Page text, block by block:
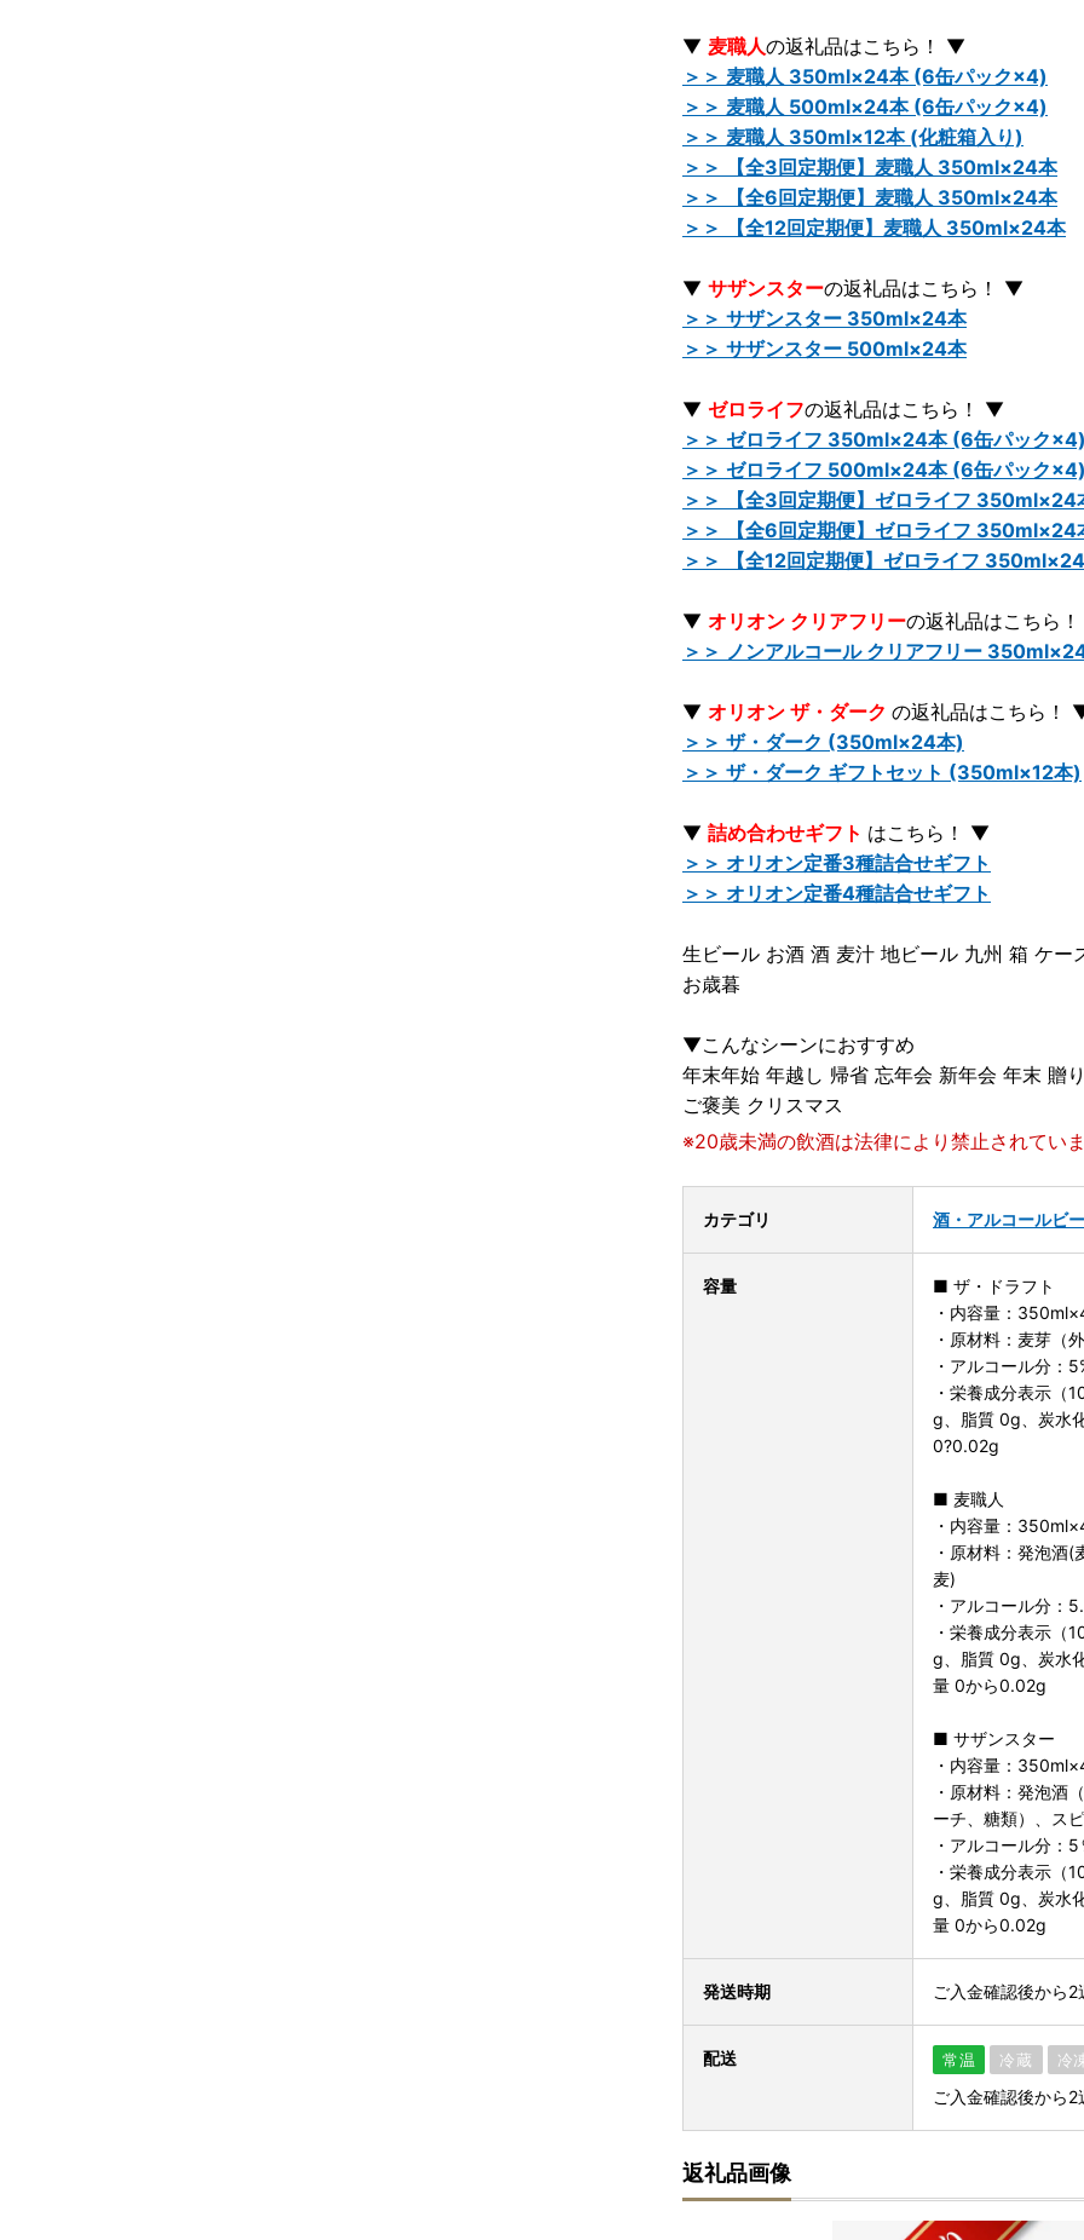
▼ 麦職人の返礼品はこちら！ ▼
＞＞ 麦職人 350ml×24本 (6缶パック×4)
＞＞ 麦職人 500ml×24本 (6缶パック×4)
＞＞ 麦職人 350ml×12本 (化粧箱入り)
＞＞ 【全3回定期便】麦職人 350ml×24本
＞＞ 【全6回定期便】麦職人 350ml×24本
＞＞ 【全12回定期便】麦職人 350ml×24本
▼ サザンスターの返礼品はこちら！ ▼
＞＞ サザンスター 350ml×24本
＞＞ サザンスター 500ml×24本
▼ ゼロライフの返礼品はこちら！ ▼
＞＞ ゼロライフ 350ml×24本 (6缶パック×4)
＞＞ ゼロライフ 500ml×24本 (6缶パック×4)
＞＞ 【全3回定期便】ゼロライフ 350ml×24
＞＞ 【全6回定期便】ゼロライフ 350ml×24
＞＞ 【全12回定期便】ゼロライフ
▼ オリオン クリアフリーの返礼品はこちら
＞＞ ノンアルコール クリアフリー
▼ オリオン ザ・ダーク の返礼品はこちら！
＞＞ ザ・ダーク (350ml×24本)
＞＞ ザ・ダーク ギフトセット (350ml×12本)
▼ 詰め合わせギフト はこちら！ ▼
＞＞ オリオン定番3種詰合せギフト
＞＞ オリオン定番4種詰合せギフト
生ビール お酒 酒 麦汁 地ビール 九州 箱 ケ
お歳暮
▼こんなシーンにおすすめ
年末年始 年越し 帰省 忘年会 新年会 年末 贈
ご褒美 クリスマス
※20歳未満の飲酒は法律により禁止されてい
カテゴリ 酒・アルコールビ
容量
■ ザ・ドラフト
・内容量：
・原材料：麦芽（
・アルコール分：
・栄養成分表示（
g、脂質 0g、炭水
0?0.02g
■ 麦職人
・内容量：
・原材料：発泡酒
麦)
・アルコール分：
・栄養成分表示（
g、脂質 0g、炭水
量 0から0.02g
■ サザンスター
・内容量：
・原材料：発泡酒
ーチ、糖類）、ス
・アルコール分：5
・栄養成分表示（
g、脂質 0g、炭水
量 0から0.02g
発送時期 ご入金確認後から2
配送 常温 冷蔵 冷
ご入金確認後から2
返礼品画像